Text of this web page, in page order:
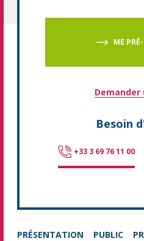
ME
Demander
Besoin
+33 3 69 76 11 00
PRÉSENTATION PUBLIC